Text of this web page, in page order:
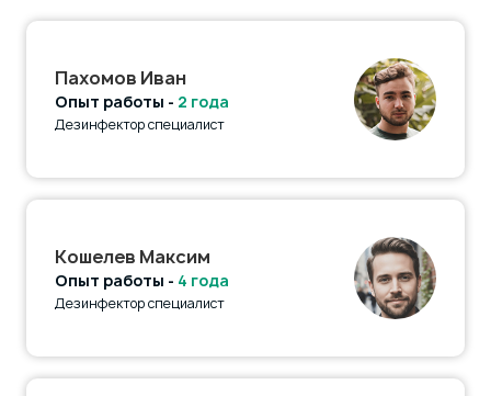
Пахомов Иван
Опыт работы - 2 года
Дезинфектор специалист
Кошелев Максим
Опыт работы - 4 года
Дезинфектор специалист